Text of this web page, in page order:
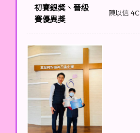
初賽銀獎、晉級
賽優異獎
陳以信 4C